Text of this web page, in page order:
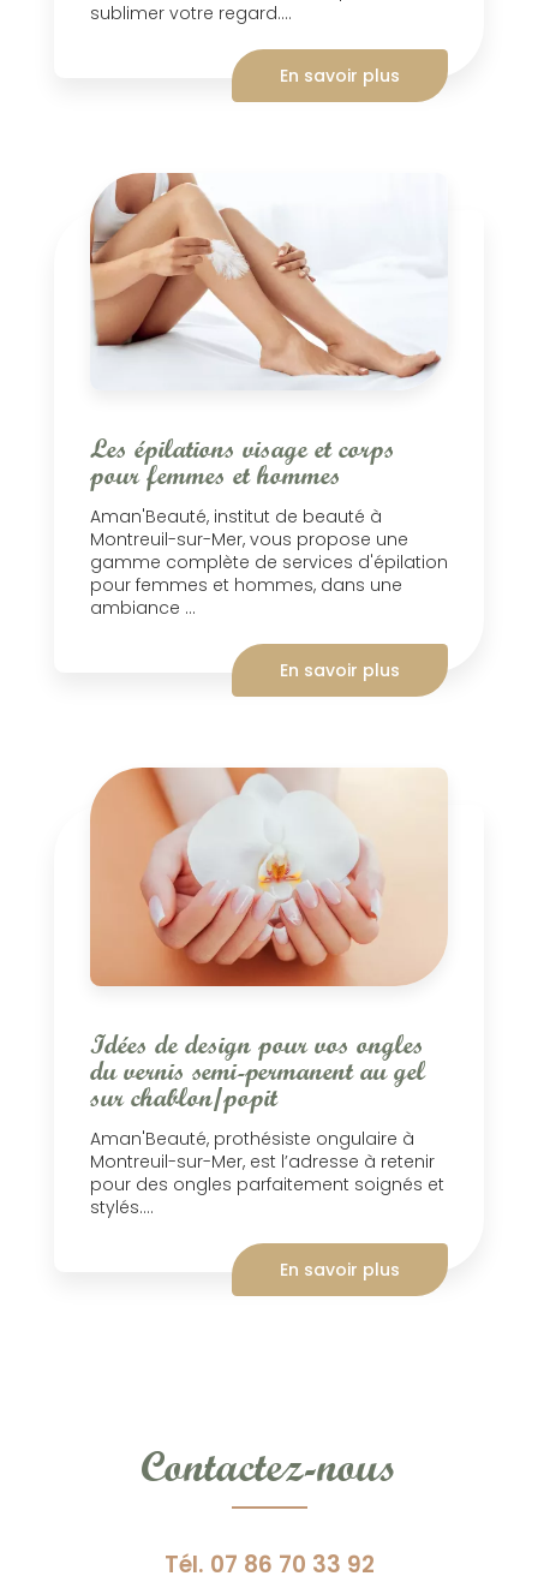
sublimer votre regard....
En savoir plus
Les épilations visage et corps
pour femmes et hommes
Aman'Beauté, institut de beauté à
Montreuil-sur-Mer, vous propose une
gamme complète de services d'épilation
pour femmes et hommes, dans une
ambiance ...
En savoir plus
Idées de design pour vos ongles
du vernis semi-permanent au gel
sur chablon/popit
Aman'Beauté, prothésiste ongulaire à
Montreuil-sur-Mer, est l’adresse à retenir
pour des ongles parfaitement soignés et
stylés....
En savoir plus
Contactez-nous
Tél. 07 86 70 33 92